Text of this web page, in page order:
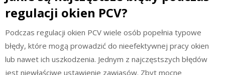
regulacji okien PCV?
Podczas regulacji okien PCV wiele osób popełnia typowe
błędy, które mogą prowadzić do nieefektywnej pracy okien
lub nawet ich uszkodzenia. Jednym z najczęstszych błędów
jest niewłaściwe ustawienie zawiasów. Zbyt mocne